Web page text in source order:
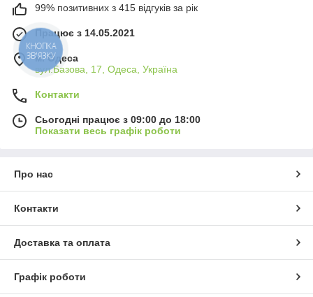
99% позитивних з 415 відгуків за рік
Працює з 14.05.2021
м. Одеса
вул.Базова, 17, Одеса, Україна
Контакти
Сьогодні працює з 09:00 до 18:00
Показати весь графік роботи
Про нас
Контакти
Доставка та оплата
Графік роботи